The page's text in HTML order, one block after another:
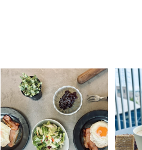
素敵なギフトを
ありがとうございました
#hyacca #結婚祝い
#お祝い #プレゼント
真っ
いい
#結婚
淡色
結婚
色イ